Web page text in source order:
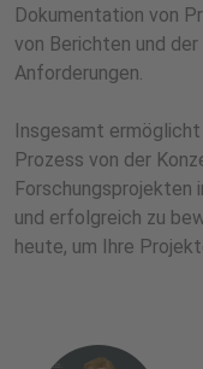
Dokumentation von
von Berichten und
Anforderungen.
Insgesamt
Prozess von der
Forschungsprojekten
und erfolgreich zu
heute, um Ihre